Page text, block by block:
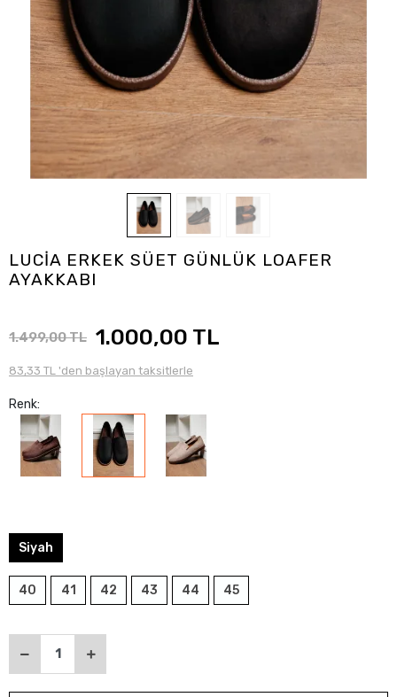
LUCİA ERKEK SÜET GÜNLÜK LOAFER
AYAKKABI
1.499,00 TL 1.000,00 TL
83,33 TL 'den başlayan taksitlerle
Renk:
Siyah
40 41 42 43 44 45